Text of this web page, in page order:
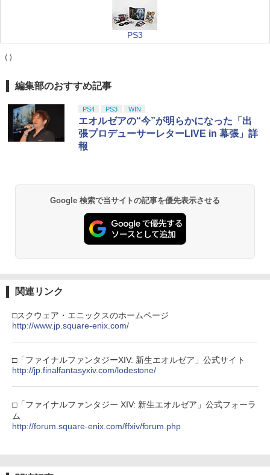
PS3
（）
編集部のおすすめ記事
PS4 PS3 WIN
エオルゼアの“今”が明らかになった「出
張プロデューサーレターLIVE in 幕張」詳
報
Google 検索で当サイトの記事を優先表示させる
関連リンク
□スクウェア・エニックスのホームページ
http://www.jp.square-enix.com/
□「ファイナルファンタジーXIV: 新生エオルゼア」公式サイト
http://jp.finalfantasyxiv.com/lodestone/
□「ファイナルファンタジー XIV: 新生エオルゼア」公式フォーラ
ム
http://forum.square-enix.com/ffxiv/forum.php